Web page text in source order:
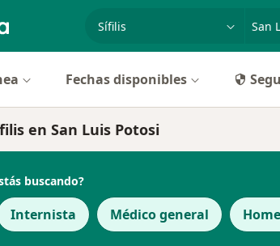
especialidad, enfermedad o
Fechas disponibles
en San Luis Potosi
buscando?
Internista Médico general